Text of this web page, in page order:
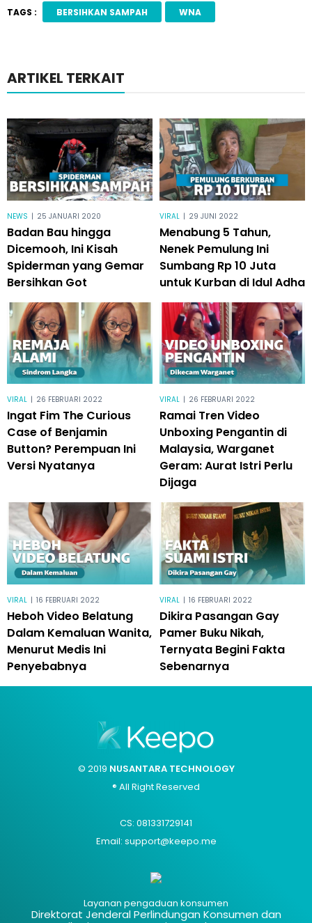
TAGS : BERSIHKAN SAMPAH WNA
ARTIKEL TERKAIT
NEWS | 25 JANUARI 2020
Badan Bau hingga
Dicemooh, Ini Kisah
Spiderman yang Gemar
Bersihkan Got
VIRAL | 29 JUNI 2022
Menabung 5 Tahun,
Nenek Pemulung Ini
Sumbang Rp 10 Juta
untuk Kurban di Idul Adha
VIRAL | 26 FEBRUARI 2022
Ingat Fim The Curious
Case of Benjamin
Button? Perempuan Ini
Versi Nyatanya
VIRAL | 26 FEBRUARI 2022
Ramai Tren Video
Unboxing Pengantin di
Malaysia, Warganet
Geram: Aurat Istri Perlu
Dijaga
VIRAL | 16 FEBRUARI 2022
Heboh Video Belatung
Dalam Kemaluan Wanita,
Menurut Medis Ini
Penyebabnya
VIRAL | 16 FEBRUARI 2022
Dikira Pasangan Gay
Pamer Buku Nikah,
Ternyata Begini Fakta
Sebenarnya
© 2019 NUSANTARA TECHNOLOGY
® All Right Reserved
CS: 081331729141
Email: support@keepo.me
Layanan pengaduan konsumen
Direktorat Jenderal Perlindungan Konsumen dan